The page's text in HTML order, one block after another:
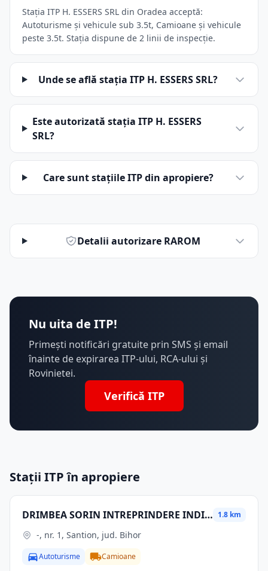
Stația ITP H. ESSERS SRL din Oradea acceptă:
Autoturisme și vehicule sub 3.5t, Camioane și vehicule
peste 3.5t. Stația dispune de 2 linii de inspecție.
Unde se află stația ITP H. ESSERS SRL?
Este autorizată stația ITP H. ESSERS
SRL?
Care sunt stațiile ITP din apropiere?
Detalii autorizare RAROM
Nu uita de ITP!
Primești notificări gratuite prin SMS și email
înainte de expirarea ITP-ului, RCA-ului și
Rovinietei.
Verifică ITP
Stații ITP în apropiere
DRIMBEA SORIN INTREPRINDERE INDIVIDUALA 1.8 km
-, nr. 1, Santion, jud. Bihor
Autoturisme Camioane